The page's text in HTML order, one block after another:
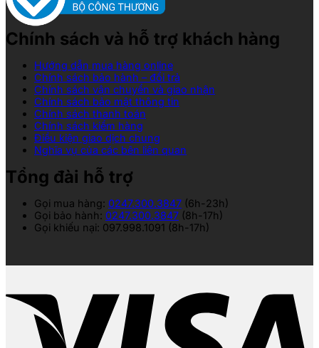
Chính sách và hỗ trợ khách hàng
Hướng dẫn mua hàng online
Chính sách bảo hành – đổi trả
Chính sách vận chuyển và giao nhận
Chính sách bảo mật thông tin
Chính sách thanh toán
Chính sách kiểm hàng
Điều kiện giao dịch chung
Nghĩa vụ của các bên liên quan
Tổng đài hỗ trợ
Gọi mua hàng: 0247.300.3847 (6h-23h)
Gọi bảo hành: 0247.300.3847 (8h-17h)
Gọi khiếu nại: 097.998.1091 (8h-17h)